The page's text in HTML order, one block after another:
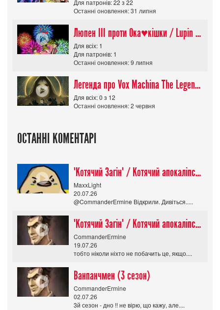
Для патронів: 22 з 22
Останні оновлення: 31 липня
Люпен ІІІ проти Ока♥кішки / Lupin III vs Cats Eye Movie
Для всіх: 1
Для патронів: 1
Останні оновлення: 9 липня
Легенда про Vox Machina The Legend of Vox Machina (Сезон 4)
Для всіх: 0 з 12
Останні оновлення: 2 червня
ОСТАННІ КОМЕНТАРІ
"Котячий Загін" / Котячий апокаліпсис / Cat Shit One
MaxxLight
20.07.26
@CommanderErmine Відкрили. Дивіться.....
"Котячий Загін" / Котячий апокаліпсис / Cat Shit One
CommanderErmine
19.07.26
тобто ніколи ніхто не побачить це, якщо....
Ванпанчмен (3 сезон)
CommanderErmine
02.07.26
3й сезон - дно !! не вірю, що кажу, але....